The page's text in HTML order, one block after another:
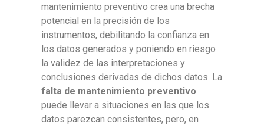
mantenimiento preventivo crea una brecha
potencial en la precisión de los
instrumentos, debilitando la confianza en
los datos generados y poniendo en riesgo
la validez de las interpretaciones y
conclusiones derivadas de dichos datos. La
falta de mantenimiento preventivo
puede llevar a situaciones en las que los
datos parezcan consistentes, pero, en